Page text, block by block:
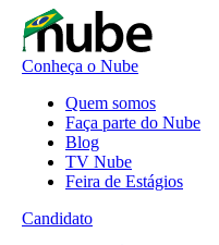
Conheça o Nube
Quem somos
Faça parte do Nube
Blog
TV Nube
Feira de Estágios
Candidato